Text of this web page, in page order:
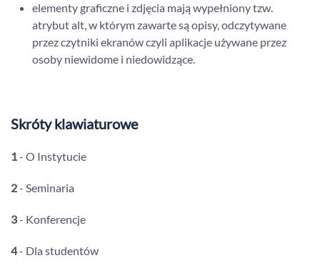
elementy graficzne i zdjęcia mają wypełniony tzw.
atrybut alt, w którym zawarte są opisy, odczytywane
przez czytniki ekranów czyli aplikacje używane przez
osoby niewidome i niedowidzące.
Skróty klawiaturowe
1- O Instytucie
2- Seminaria
3- Konferencje
4- Dla studentów